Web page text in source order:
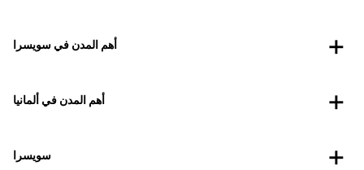
أهم المدن في سويسرا
أهم المدن في ألمانيا
سويسرا